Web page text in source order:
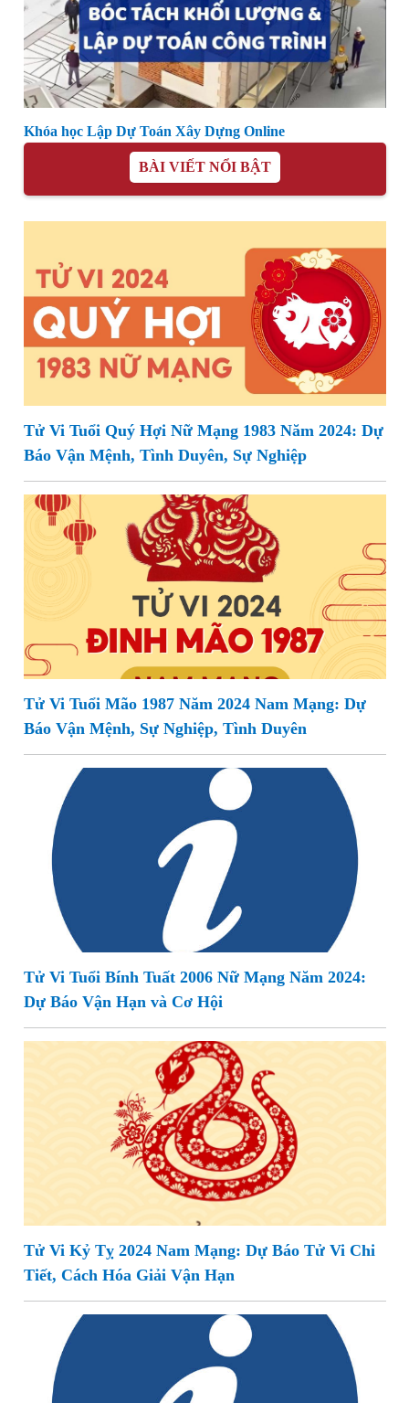
Khóa học Lập Dự Toán Xây Dựng Online
BÀI VIẾT NỔI BẬT
Tử Vi Tuổi Quý Hợi Nữ Mạng 1983 Năm 2024: Dự
Báo Vận Mệnh, Tình Duyên, Sự Nghiệp
Tử Vi Tuổi Mão 1987 Năm 2024 Nam Mạng: Dự
Báo Vận Mệnh, Sự Nghiệp, Tình Duyên
Tử Vi Tuổi Bính Tuất 2006 Nữ Mạng Năm 2024:
Dự Báo Vận Hạn và Cơ Hội
Tử Vi Kỷ Tỵ 2024 Nam Mạng: Dự Báo Tử Vi Chi
Tiết, Cách Hóa Giải Vận Hạn